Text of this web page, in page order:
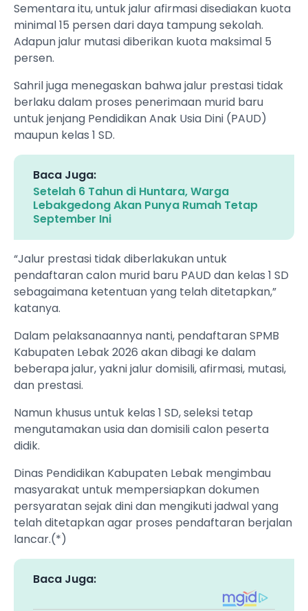
Sementara itu, untuk jalur afirmasi disediakan kuota
minimal 15 persen dari daya tampung sekolah.
Adapun jalur mutasi diberikan kuota maksimal 5
persen.
Sahril juga menegaskan bahwa jalur prestasi tidak
berlaku dalam proses penerimaan murid baru
untuk jenjang Pendidikan Anak Usia Dini (PAUD)
maupun kelas 1 SD.
Baca Juga:
Setelah 6 Tahun di Huntara, Warga
Lebakgedong Akan Punya Rumah Tetap
September Ini
“Jalur prestasi tidak diberlakukan untuk
pendaftaran calon murid baru PAUD dan kelas 1 SD
sebagaimana ketentuan yang telah ditetapkan,”
katanya.
Dalam pelaksanaannya nanti, pendaftaran SPMB
Kabupaten Lebak 2026 akan dibagi ke dalam
beberapa jalur, yakni jalur domisili, afirmasi, mutasi,
dan prestasi.
Namun khusus untuk kelas 1 SD, seleksi tetap
mengutamakan usia dan domisili calon peserta
didik.
Dinas Pendidikan Kabupaten Lebak mengimbau
masyarakat untuk mempersiapkan dokumen
persyaratan sejak dini dan mengikuti jadwal yang
telah ditetapkan agar proses pendaftaran berjalan
lancar.(*)
Baca Juga: